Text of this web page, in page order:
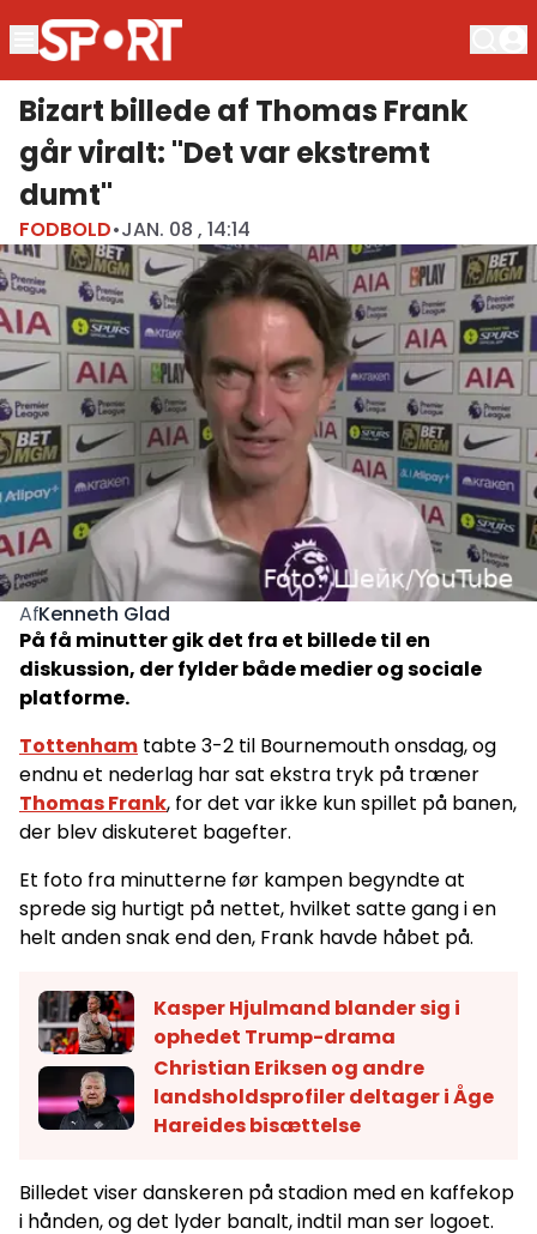
Bizart billede af Thomas Frank
går viralt: "Det var ekstremt
dumt"
FODBOLD•JAN. 08 , 14:14
AfKenneth Glad
På få minutter gik det fra et billede til en
diskussion, der fylder både medier og sociale
platforme.
Tottenham tabte 3-2 til Bournemouth onsdag, og
endnu et nederlag har sat ekstra tryk på træner
Thomas Frank, for det var ikke kun spillet på banen,
der blev diskuteret bagefter.
Et foto fra minutterne før kampen begyndte at
sprede sig hurtigt på nettet, hvilket satte gang i en
helt anden snak end den, Frank havde håbet på.
Kasper Hjulmand blander sig i
ophedet Trump-drama
Christian Eriksen og andre
landsholdsprofiler deltager i Åge
Hareides bisættelse
Billedet viser danskeren på stadion med en kaffekop
i hånden, og det lyder banalt, indtil man ser logoet.